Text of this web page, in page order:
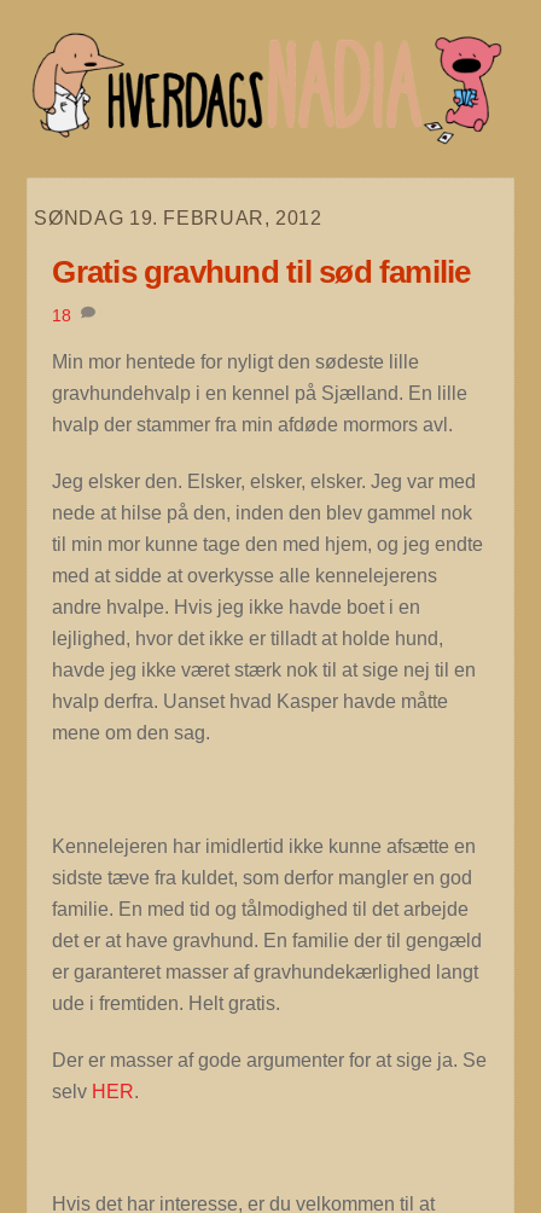
content
SØNDAG 19. FEBRUAR, 2012
Gratis gravhund til sød familie
18
Min mor hentede for nyligt den sødeste lille
gravhundehvalp i en kennel på Sjælland. En lille
hvalp der stammer fra min afdøde mormors avl.
Jeg elsker den. Elsker, elsker, elsker. Jeg var med
nede at hilse på den, inden den blev gammel nok
til min mor kunne tage den med hjem, og jeg endte
med at sidde at overkysse alle kennelejerens
andre hvalpe. Hvis jeg ikke havde boet i en
lejlighed, hvor det ikke er tilladt at holde hund,
havde jeg ikke været stærk nok til at sige nej til en
hvalp derfra. Uanset hvad Kasper havde måtte
mene om den sag.
Kennelejeren har imidlertid ikke kunne afsætte en
sidste tæve fra kuldet, som derfor mangler en god
familie. En med tid og tålmodighed til det arbejde
det er at have gravhund. En familie der til gengæld
er garanteret masser af gravhundekærlighed langt
ude i fremtiden. Helt gratis.
Der er masser af gode argumenter for at sige ja. Se
selv HER.
Hvis det har interesse, er du velkommen til at